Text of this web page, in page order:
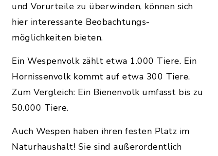
und Vorurteile zu überwinden, können sich
hier interessante Beobachtungs-
möglichkeiten bieten.
Ein Wespenvolk zählt etwa 1.000 Tiere. Ein
Hornissenvolk kommt auf etwa 300 Tiere.
Zum Vergleich: Ein Bienenvolk umfasst bis zu
50.000 Tiere.
Auch Wespen haben ihren festen Platz im
Naturhaushalt! Sie sind außerordentlich